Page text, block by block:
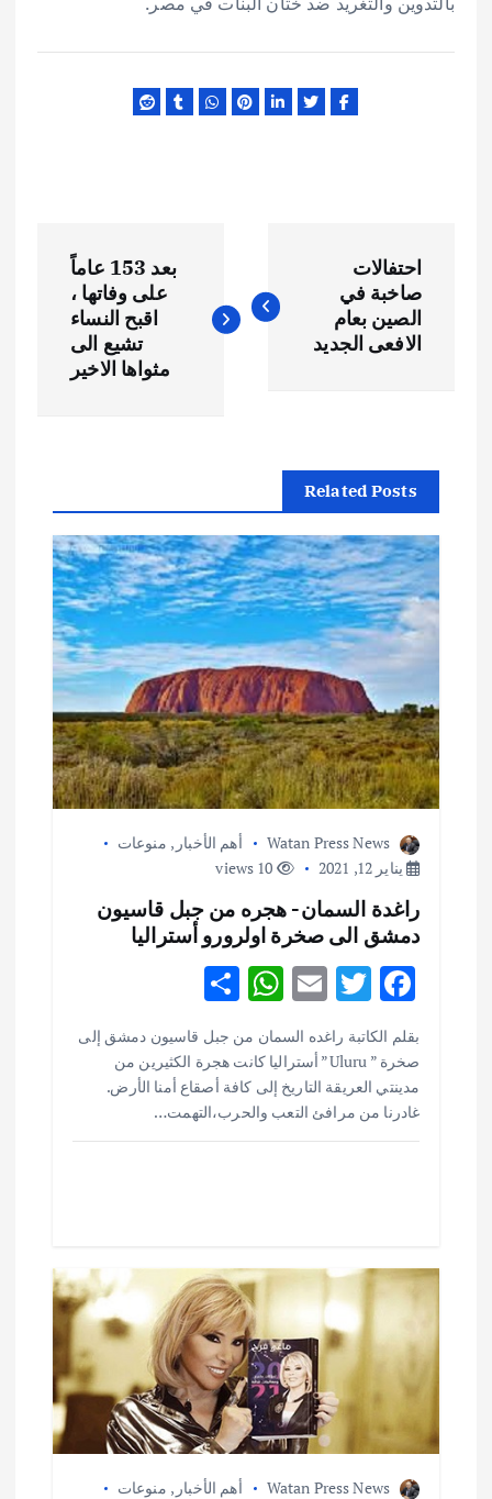
ص
م
ق
ت
احتفالات
صاخبة في
الصين بعام
الافعى الجديد
بعد 153 عاماً
على وفاتها ،
اقبح النساء
تشيع الى
مثواها الاخير
Related Posts
Watan Press News أهم الأخبار , منوعات
يناير 12, 2021
راغدة السمان- هجره من جبل قاسيون
دمشق الى صخرة اولرورو أستراليا
F
ac
e
b
o
T
w
it
te
r
E
m
ai
l
W
at
s
A
S
h
ar
e
بقلم الكاتبة راغده السمان من جبل قاسيون دمشق إلى
صخرة ” Uluru” أستراليا كانت هجرة الكثيرين من
مدينتي العريقة التاريخ إلى كافة أصقاع أمنا الأرض.
غادرنا من مرافئ التعب والحرب،التهمت…
Watan Press News أهم الأخبار , منوعات